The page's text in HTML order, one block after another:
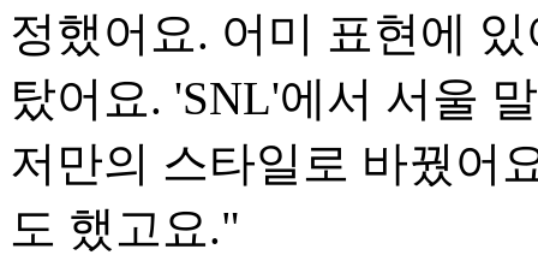
정했어요. 어미 표현에
탔어요. 'SNL'에서 서울
저만의 스타일로 바꿨어
도 했고요."